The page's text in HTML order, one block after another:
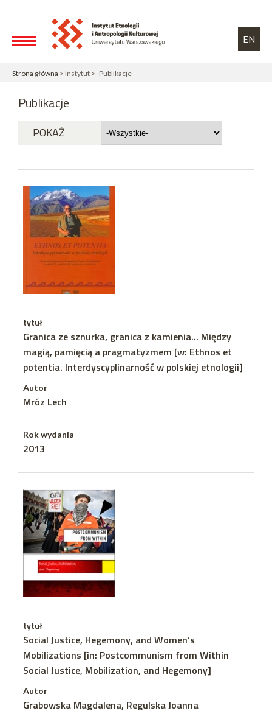
EN
Strona główna > Instytut > Publikacje
Publikacje
POKAŻ
tytuł
Granica ze sznurka, granica z kamienia... Między
magią, pamięcią a pragmatyzmem [w: Ethnos et
potentia. Interdyscyplinarność w polskiej etnologii]
Autor
Mróz Lech
Rok wydania
2013
tytuł
Social Justice, Hegemony, and Women’s
Mobilizations [in: Postcommunism from Within
Social Justice, Mobilization, and Hegemony]
Autor
Grabowska Magdalena, Regulska Joanna